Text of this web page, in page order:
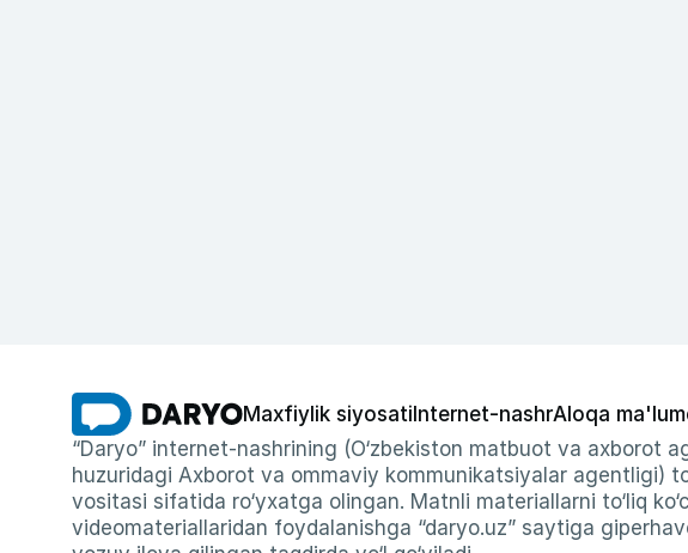
Maxfiylik siyosati Internet-nashrAloqa
“Daryo” internet-nashrining (O‘zbekiston matbuot va axborot
huzuridagi Axborot va ommaviy kommunikatsiyalar agentligi)
vositasi sifatida ro‘yxatga olingan. Matnli materiallarni to‘liq
videomateriallaridan foydalanishga “daryo.uz” saytiga